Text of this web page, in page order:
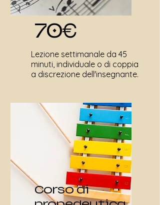
70€
Lezione settimanale da 45
minuti, individuale o di coppia
a discrezione dell'insegnante.
Corso di